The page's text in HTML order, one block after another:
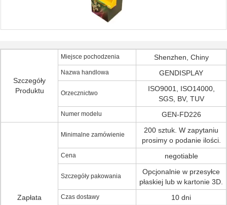
Szczegóły
Produktu
Miejsce pochodzenia Shenzhen, Chiny
Nazwa handlowa GENDISPLAY
Orzecznictwo
ISO9001, ISO14000,
SGS, BV, TUV
Numer modelu GEN-FD226
Zapłata
Minimalne zamówienie
200 sztuk. W zapytaniu
prosimy o podanie ilości.
Cena negotiable
Szczegóły pakowania
Opcjonalnie w przesyłce
płaskiej lub w kartonie 3D.
Czas dostawy 10 dni